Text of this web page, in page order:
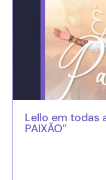
Lello em todas
PAIXÃO”